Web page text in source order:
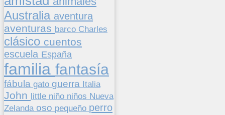
Australia aventura
aventuras barco Charles
clásico cuentos
escuela España
familia fantasía
fábula gato guerra Italia
John little niño niños Nueva
Zelanda oso pequeño perro